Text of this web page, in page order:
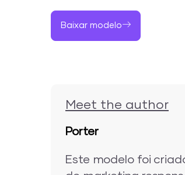
Baixar modelo
Meet the author
Porter
Este modelo foi